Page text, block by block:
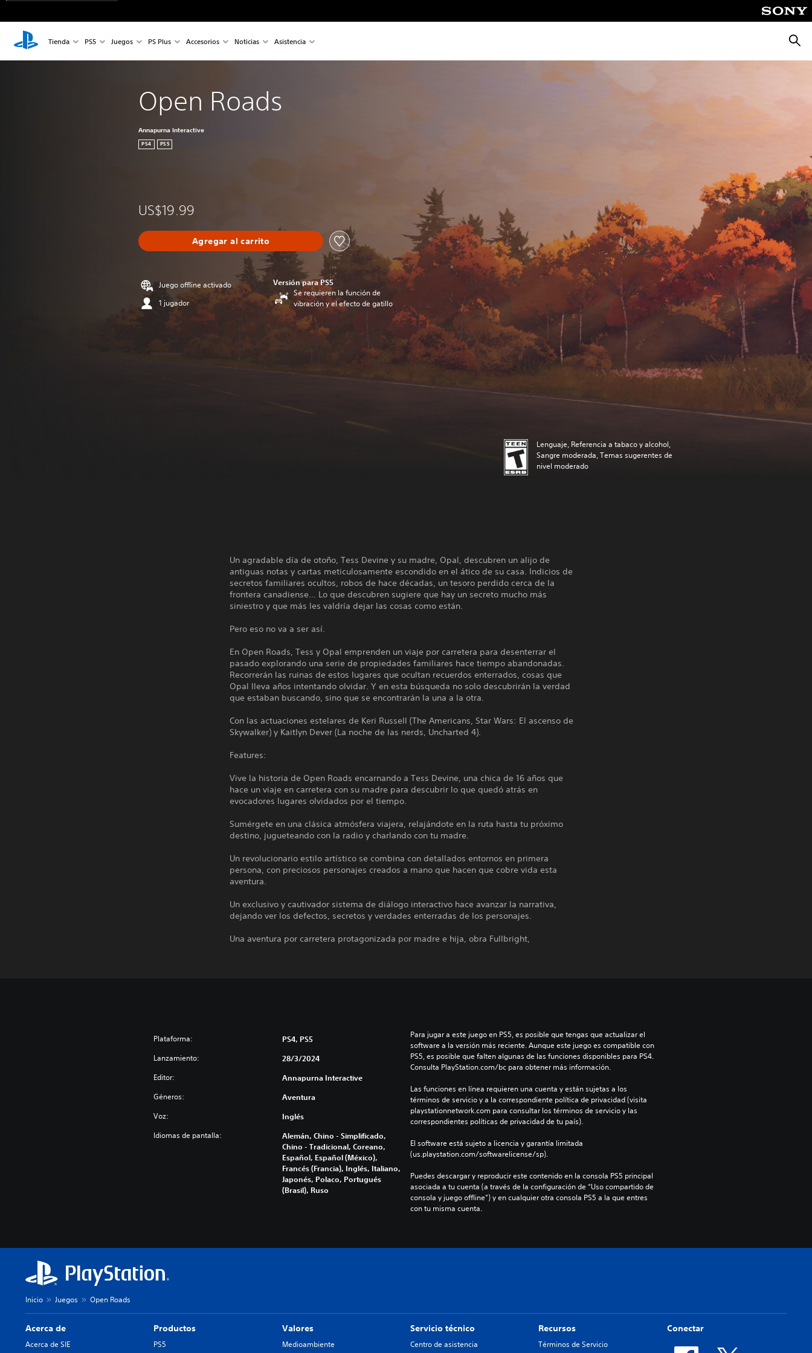
Tienda PS5 Juegos PS Plus Accesorios Noticias Asistencia
Open Roads
Annapurna Interactive
PS4 PS5
US$19.99
Agregar al carrito
Juego offline activado
1 jugador
Versión para PS5
Se requieren la función de
vibración y el efecto de gatillo
Lenguaje, Referencia a tabaco y alcohol,
Sangre moderada, Temas sugerentes de
nivel moderado
Un agradable día de otoño, Tess Devine y su madre, Opal, descubren un alijo de
antiguas notas y cartas meticulosamente escondido en el ático de su casa. Indicios de
secretos familiares ocultos, robos de hace décadas, un tesoro perdido cerca de la
frontera canadiense… Lo que descubren sugiere que hay un secreto mucho más
siniestro y que más les valdría dejar las cosas como están.
Pero eso no va a ser así.
En Open Roads, Tess y Opal emprenden un viaje por carretera para desenterrar el
pasado explorando una serie de propiedades familiares hace tiempo abandonadas.
Recorrerán las ruinas de estos lugares que ocultan recuerdos enterrados, cosas que
Opal lleva años intentando olvidar. Y en esta búsqueda no solo descubrirán la verdad
que estaban buscando, sino que se encontrarán la una a la otra.
Con las actuaciones estelares de Keri Russell (The Americans, Star Wars: El ascenso de
Skywalker) y Kaitlyn Dever (La noche de las nerds, Uncharted 4).
Features:
Vive la historia de Open Roads encarnando a Tess Devine, una chica de 16 años que
hace un viaje en carretera con su madre para descubrir lo que quedó atrás en
evocadores lugares olvidados por el tiempo.
Sumérgete en una clásica atmósfera viajera, relajándote en la ruta hasta tu próximo
destino, jugueteando con la radio y charlando con tu madre.
Un revolucionario estilo artístico se combina con detallados entornos en primera
persona, con preciosos personajes creados a mano que hacen que cobre vida esta
aventura.
Un exclusivo y cautivador sistema de diálogo interactivo hace avanzar la narrativa,
dejando ver los defectos, secretos y verdades enterradas de los personajes.
Una aventura por carretera protagonizada por madre e hija, obra Fullbright,
Plataforma: PS4, PS5
Lanzamiento: 28/3/2024
Editor: Annapurna Interactive
Géneros: Aventura
Voz: Inglés
Idiomas de pantalla:
Alemán, Chino - Simplificado,
Chino - Tradicional, Coreano,
Español, Español (México),
Francés (Francia), Inglés, Italiano,
Japonés, Polaco, Portugués
(Brasil), Ruso
Para jugar a este juego en PS5, es posible que tengas que actualizar el
software a la versión más reciente. Aunque este juego es compatible con
PS5, es posible que falten algunas de las funciones disponibles para PS4.
Consulta PlayStation.com/bc para obtener más información.
Las funciones en línea requieren una cuenta y están sujetas a los
términos de servicio y a la correspondiente política de privacidad (visita
playstationnetwork.com para consultar los términos de servicio y las
correspondientes políticas de privacidad de tu país).
El software está sujeto a licencia y garantía limitada
(us.playstation.com/softwarelicense/sp).
Puedes descargar y reproducir este contenido en la consola PS5 principal
asociada a tu cuenta (a través de la configuración de “Uso compartido de
consola y juego offline”) y en cualquier otra consola PS5 a la que entres
con tu misma cuenta.
Inicio Juegos Open Roads
Acerca de
Acerca de SIE
Productos
PS5
Valores
Medioambiente
Servicio técnico
Centro de asistencia
Recursos
Términos de Servicio
Conectar